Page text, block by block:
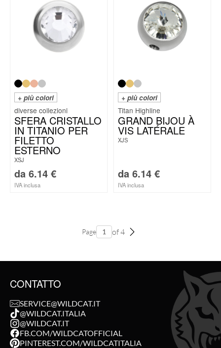
+ più colori
SFERA CRISTALLO
IN TITANIO PER
FILETTO
ESTERNO
XSJ
da 6.14 €
IVA inclusa
+ più colori
Titan Highline
GRAND BIJOU À
VIS LATÉRALE
XJS
da 6.14 €
IVA inclusa
Page of 4
CONTATTO
SERVICE@WILDCAT.IT
@WILDCAT.ITALIA
@WILDCAT.IT
FB.COM/WILDCATOFFICIAL
PINTEREST.COM/WILDCATITALIA